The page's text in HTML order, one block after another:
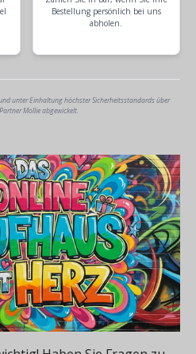
Bestellung persönlich bei uns
abholen.
unter Einhaltung höchster Sicherheitsstandards über
Mollie abgewickelt.